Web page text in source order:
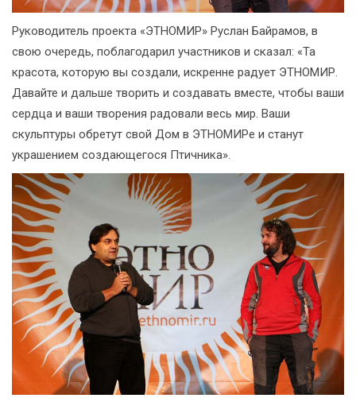
Руководитель проекта «ЭТНОМИР» Руслан Байрамов, в
свою очередь, поблагодарил участников и сказал: «Та
красота, которую вы создали, искренне радует ЭТНОМИР.
Давайте и дальше творить и создавать вместе, чтобы ваши
сердца и ваши творения радовали весь мир. Ваши
скульптуры обретут свой Дом в ЭТНОМИРе и станут
украшением создающегося Птичника».